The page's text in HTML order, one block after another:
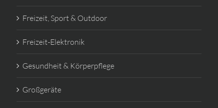
Freizeit, Sport & Outdoor
Freizeit-Elektronik
Gesundheit & Körperpflege
Großgeräte